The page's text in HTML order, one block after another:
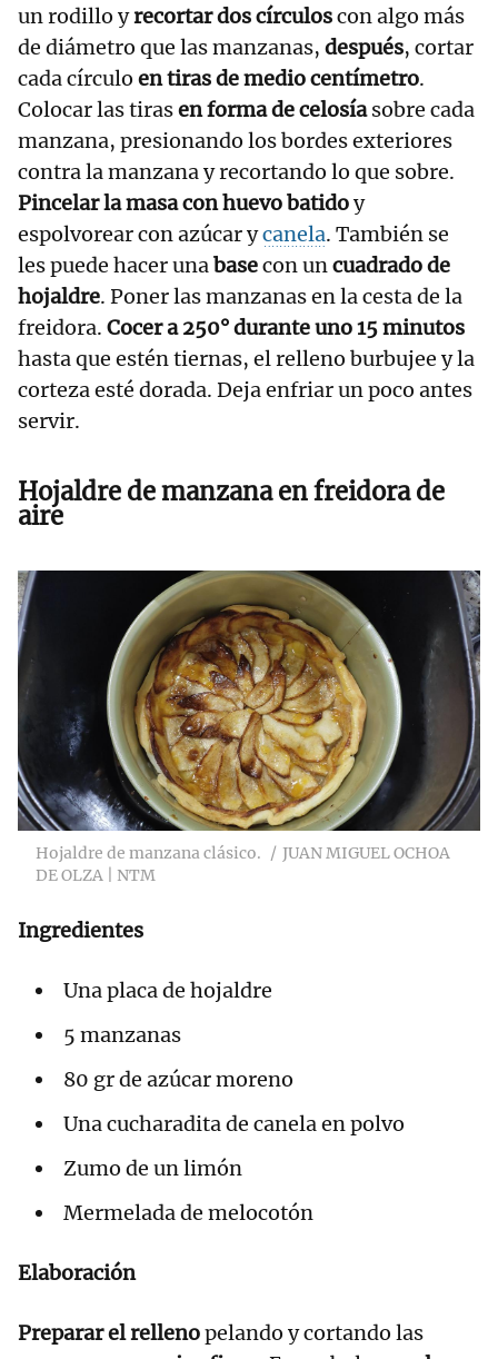
un rodillo yrecortar dos círculoscon algo más
de diámetro que las manzanas, después, cortar
cada círculo en tiras de medio centímetro.
Colocar las tirasen forma de celosíasobre cada
manzana, presionando los bordes exteriores
contra la manzana y recortando lo que sobre.
Pincelar la masa con huevo batidoy
espolvorear con azúcar ycanela. También se
les puede hacer unabasecon uncuadrado de
hojaldre. Poner las manzanas en la cesta de la
freidora. Cocer a 250° durante uno 15 minutos
hasta que estén tiernas, el relleno burbujee y la
corteza esté dorada. Deja enfriar un poco antes
servir.
Hojaldre de manzana en freidora de
aire
Hojaldre de manzana clásico.
JUAN MIGUEL OCHOA
DE OLZA | NTM
Ingredientes
Una placa de hojaldre
5 manzanas
80 gr de azúcar moreno
Una cucharadita de canela en polvo
Zumo de un limón
Mermelada de melocotón
Elaboración
Preparar el rellenopelando y cortando las